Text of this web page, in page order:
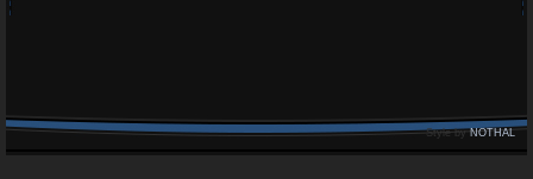
Style byNOTHAL